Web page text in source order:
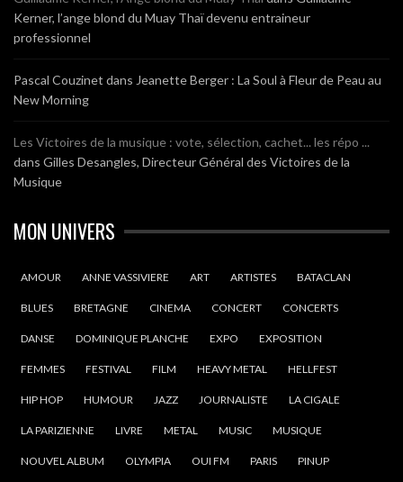
Kerner, l’ange blond du Muay Thaï devenu entraineur
professionnel
Pascal Couzinet dans Jeanette Berger : La Soul à Fleur de Peau au
New Morning
Les Victoires de la musique : vote, sélection, cachet... les répo ...
dans Gilles Desangles, Directeur Général des Victoires de la
Musique
MON UNIVERS
AMOUR ANNE VASSIVIERE ART ARTISTES BATACLAN
BLUES BRETAGNE CINEMA CONCERT CONCERTS
DANSE DOMINIQUE PLANCHE EXPO EXPOSITION
FEMMES FESTIVAL FILM HEAVY METAL HELLFEST
HIP HOP HUMOUR JAZZ JOURNALISTE LA CIGALE
LA PARIZIENNE LIVRE METAL MUSIC MUSIQUE
NOUVEL ALBUM OLYMPIA OUI FM PARIS PINUP